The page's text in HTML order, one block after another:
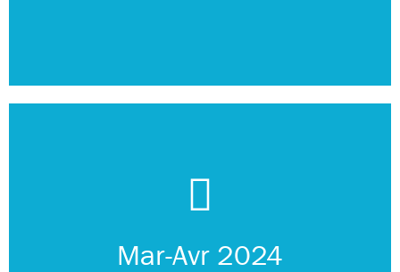
Mar-Avr 2024
Transfert et installation